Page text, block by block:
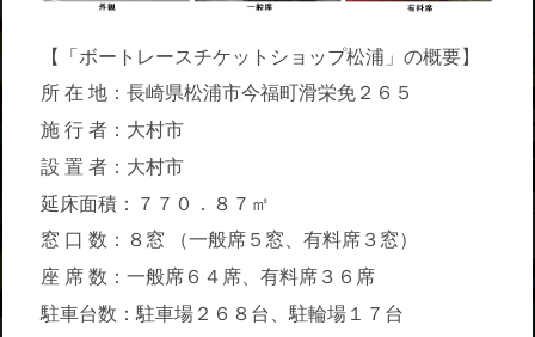
【「ボートレースチケットショップ松浦」の概要】
所 在 地：長崎県松浦市今福町滑栄免２６５
施 行 者：大村市
設 置 者：大村市
延床面積：７７０．８７㎡
窓 口 数：８窓
（一般席５窓、有料席３窓）
座 席 数：一般席６４席、有料席３６席
駐車台数：駐車場２６８台、駐輪場１７台